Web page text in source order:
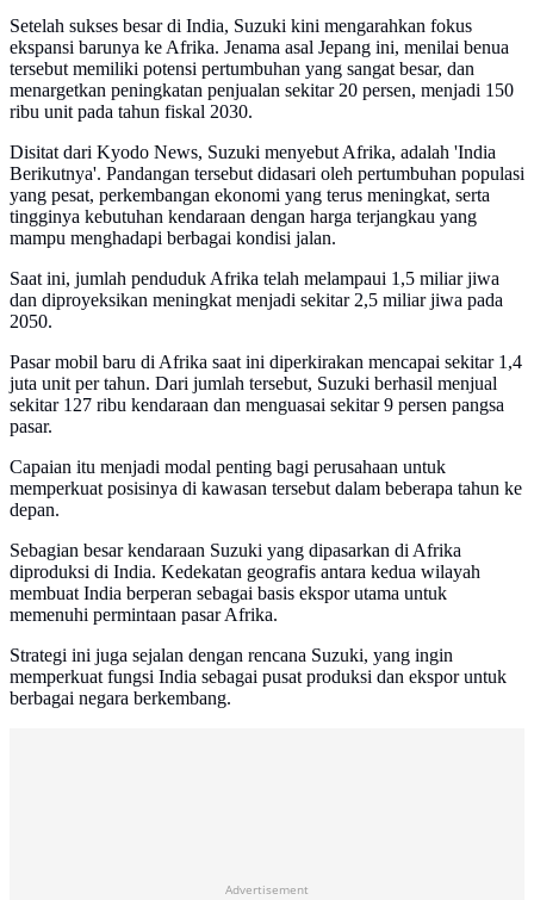
Setelah sukses besar di India, Suzuki kini mengarahkan fokus
ekspansi barunya ke Afrika. Jenama asal Jepang ini, menilai benua
tersebut memiliki potensi pertumbuhan yang sangat besar, dan
menargetkan peningkatan penjualan sekitar 20 persen, menjadi 150
ribu unit pada tahun fiskal 2030.
Disitat dari Kyodo News, Suzuki menyebut Afrika, adalah 'India
Berikutnya'. Pandangan tersebut didasari oleh pertumbuhan populasi
yang pesat, perkembangan ekonomi yang terus meningkat, serta
tingginya kebutuhan kendaraan dengan harga terjangkau yang
mampu menghadapi berbagai kondisi jalan.
Saat ini, jumlah penduduk Afrika telah melampaui 1,5 miliar jiwa
dan diproyeksikan meningkat menjadi sekitar 2,5 miliar jiwa pada
2050.
Pasar mobil baru di Afrika saat ini diperkirakan mencapai sekitar 1,4
juta unit per tahun. Dari jumlah tersebut, Suzuki berhasil menjual
sekitar 127 ribu kendaraan dan menguasai sekitar 9 persen pangsa
pasar.
Capaian itu menjadi modal penting bagi perusahaan untuk
memperkuat posisinya di kawasan tersebut dalam beberapa tahun ke
depan.
Sebagian besar kendaraan Suzuki yang dipasarkan di Afrika
diproduksi di India. Kedekatan geografis antara kedua wilayah
membuat India berperan sebagai basis ekspor utama untuk
memenuhi permintaan pasar Afrika.
Strategi ini juga sejalan dengan rencana Suzuki, yang ingin
memperkuat fungsi India sebagai pusat produksi dan ekspor untuk
berbagai negara berkembang.
Advertisement